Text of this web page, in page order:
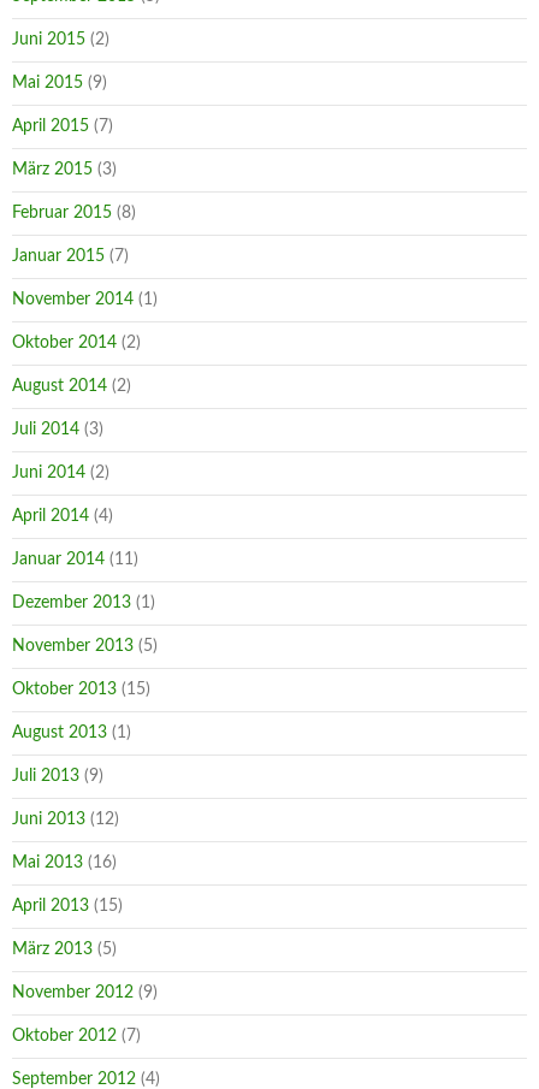
Juni 2015 (2)
Mai 2015 (9)
April 2015 (7)
März 2015 (3)
Februar 2015 (8)
Januar 2015 (7)
November 2014 (1)
Oktober 2014 (2)
August 2014 (2)
Juli 2014 (3)
Juni 2014 (2)
April 2014 (4)
Januar 2014 (11)
Dezember 2013 (1)
November 2013 (5)
Oktober 2013 (15)
August 2013 (1)
Juli 2013 (9)
Juni 2013 (12)
Mai 2013 (16)
April 2013 (15)
März 2013 (5)
November 2012 (9)
Oktober 2012 (7)
September 2012 (4)